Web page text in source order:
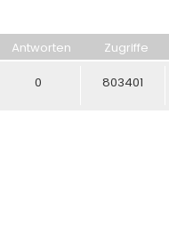
Antworten Zugriffe
0 803401